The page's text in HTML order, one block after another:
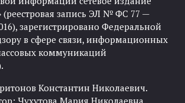
(реестровая запись ЭЛ № ФС 77 —
зарегистрировано Федеральной
в сфере связи, информационных
коммуникаций
Константин Николаевич.
Чухутова Мария Николаевна.